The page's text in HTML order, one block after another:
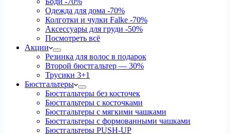
Одежда для дома -70%
Колготки и чулки Falke -70%
Аксессуары для груди -50%
Посмотреть всё
Акции
Резинка для волос в подарок
Второй бюстгальтер — 30%
Трусики 3+1
Бюстгальтеры
Бюстгальтеры без косточек
Бюстгальтеры с косточками
Бюстгальтеры с мягкими чашками
Бюстгальтеры с формованными чашками
Бюстгальтеры PUSH-UP